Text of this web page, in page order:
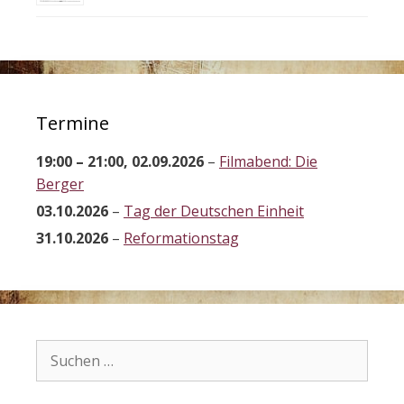
Termine
19:00 – 21:00, 02.09.2026 – Filmabend: Die
Berger
03.10.2026 – Tag der Deutschen Einheit
31.10.2026 – Reformationstag
nach: